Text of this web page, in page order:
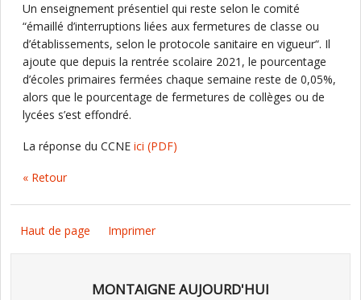
Un enseignement présentiel qui reste selon le comité
“émaillé d’interruptions liées aux fermetures de classe ou
d’établissements, selon le protocole sanitaire en vigueur“. Il
ajoute que depuis la rentrée scolaire 2021, le pourcentage
d’écoles primaires fermées chaque semaine reste de 0,05%,
alors que le pourcentage de fermetures de collèges ou de
lycées s’est effondré.
La réponse du CCNE ici (PDF)
« Retour
Haut de page Imprimer
MONTAIGNE AUJOURD'HUI